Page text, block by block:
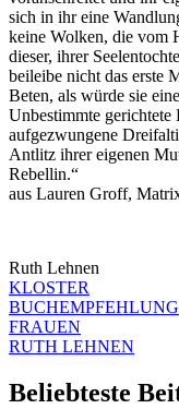
sich in ihr eine
keine Wolken, die vom
dieser, ihrer
beileibe nicht das erste
Beten, als würde sie
Unbestimmte
aufgezwungene
Antlitz ihrer eigenen
Rebellin.“
aus Lauren Groff,
Ruth Lehnen
KLOSTER
BUCHEMPFEHLUNG
FRAUEN
RUTH LEHNEN
Beliebteste